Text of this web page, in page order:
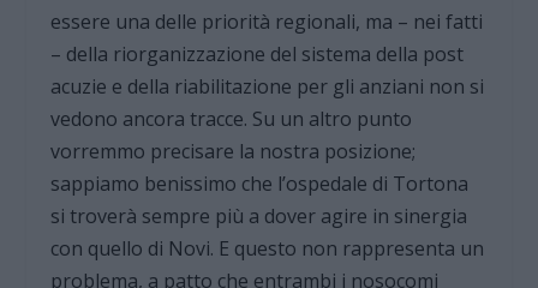
essere una delle priorità regionali, ma – nei fatti
– della riorganizzazione del sistema della post
acuzie e della riabilitazione per gli anziani non si
vedono ancora tracce. Su un altro punto
vorremmo precisare la nostra posizione;
sappiamo benissimo che l’ospedale di Tortona
si troverà sempre più a dover agire in sinergia
con quello di Novi. E questo non rappresenta un
problema, a patto che entrambi i nosocomi